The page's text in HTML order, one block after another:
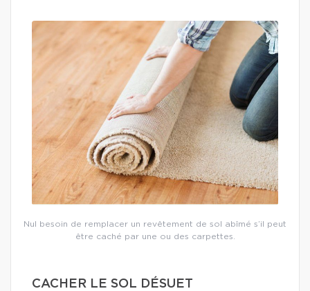
Nul besoin de remplacer un revêtement de sol abîmé s’il peut
être caché par une ou des carpettes.
CACHER LE SOL DÉSUET